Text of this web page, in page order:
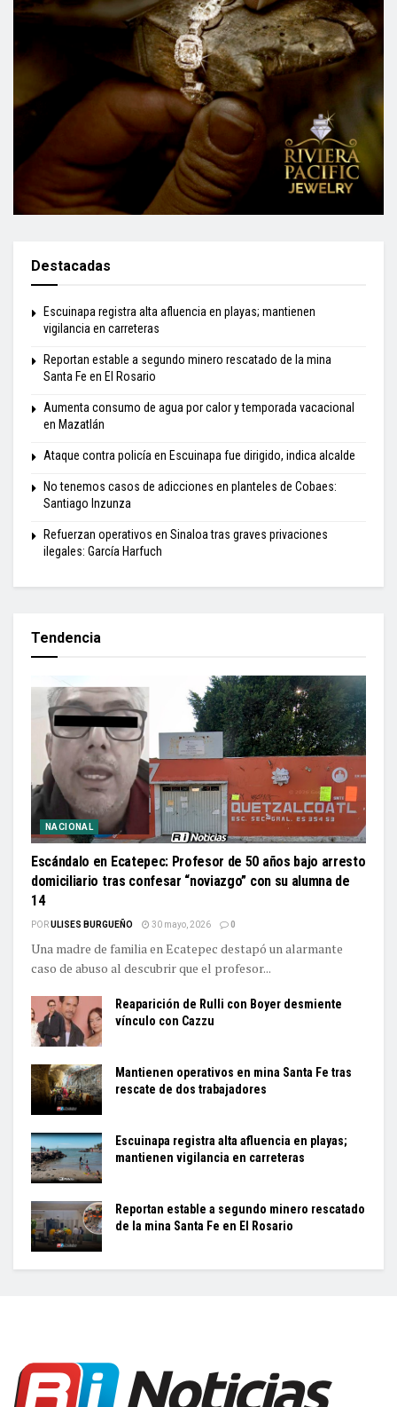
Destacadas
Escuinapa registra alta afluencia en playas; mantienen
vigilancia en carreteras
Reportan estable a segundo minero rescatado de la mina
Santa Fe en El Rosario
Aumenta consumo de agua por calor y temporada vacacional
en Mazatlán
Ataque contra policía en Escuinapa fue dirigido, indica alcalde
No tenemos casos de adicciones en planteles de Cobaes:
Santiago Inzunza
Refuerzan operativos en Sinaloa tras graves privaciones
ilegales: García Harfuch
Tendencia
NACIONAL
Escándalo en Ecatepec: Profesor de 50 años bajo arresto
domiciliario tras confesar “noviazgo” con su alumna de
14
PORULISES BURGUEÑO 30 mayo, 2026 0
Una madre de familia en Ecatepec destapó un alarmante
caso de abuso al descubrir que el profesor...
Reaparición de Rulli con Boyer desmiente
vínculo con Cazzu
Mantienen operativos en mina Santa Fe tras
rescate de dos trabajadores
Escuinapa registra alta afluencia en playas;
mantienen vigilancia en carreteras
Reportan estable a segundo minero rescatado
de la mina Santa Fe en El Rosario